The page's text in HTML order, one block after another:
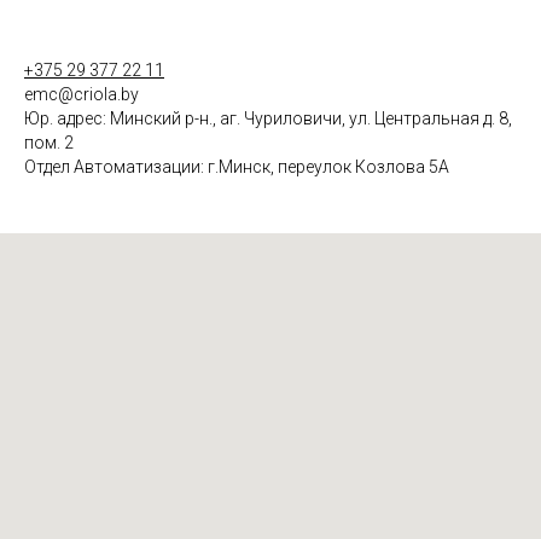
+375 29 377 22 11
emc@criola.by
Юр. адрес: Минский р-н., аг. Чуриловичи, ул. Центральная д. 8,
пом. 2
Отдел Автоматизации: г.Минск, переулок Козлова 5А